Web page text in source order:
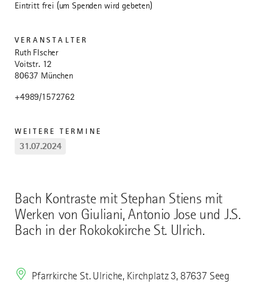
Bach Kontraste mit Stephan Stiens mit
Werken von Giuliani, Antonio Jose und J.S.
Bach in der Rokokokirche St. Ulrich.
Pfarrkirche St. Ulriche, Kirchplatz 3, 87637 Seeg
Eintritt frei (um Spenden wird gebeten)
VERANSTALTER
Ruth FIscher
Voitstr. 12
80637 München
+4989/1572762
WEITERE TERMINE
31.07.2024